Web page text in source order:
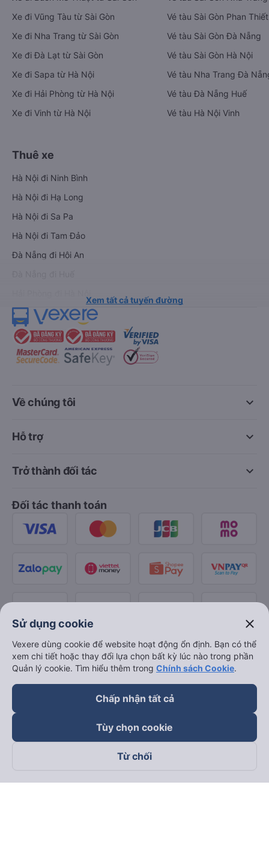
Xe đi Vũng Tàu từ Sài Gòn
Xe đi Nha Trang từ Sài Gòn
Xe đi Đà Lạt từ Sài Gòn
Xe đi Sapa từ Hà Nội
Xe đi Hải Phòng từ Hà Nội
Xe đi Vinh từ Hà Nội
Vé tàu Sài Gòn Phan Thiết
Vé tàu Sài Gòn Đà Nẵng
Vé tàu Sài Gòn Hà Nội
Vé tàu Nha Trang Đà
Vé tàu Đà Nẵng Huế
Vé tàu Hà Nội Vinh
Thuê xe
Hà Nội đi Ninh Bình
Hà Nội đi Hạ Long
Hà Nội đi Sa Pa
Hà Nội đi Tam Đảo
Đà Nẵng đi Hội An
Xem tất cả tuyến đường
keyboard_arrow_down
Về chúng tôi
keyboard_arrow_down
Hỗ trợ
keyboard_arrow_down
Trở thành đối tác
Đối tác thanh toán
Theo dõi chúng tôi trên
Sử dụng cookie close
Vexere dùng cookie để website hoạt động ổn định. Bạn có thể
xem chi tiết hoặc thay đổi lựa chọn bất kỳ lúc nào trong phần
Quản lý cookie. Tìm hiểu thêm trong Chính sách Cookie.
Chấp nhận tất cả
Tùy chọn cookie
Từ chối